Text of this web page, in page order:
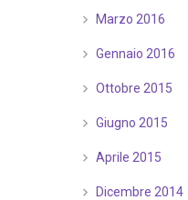
Marzo 2016
Gennaio 2016
Ottobre 2015
Giugno 2015
Aprile 2015
Dicembre 2014